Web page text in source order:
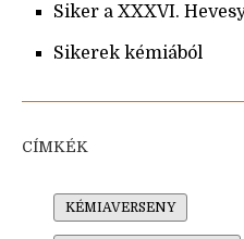
Siker a XXXVI.
Sikerek kémiából
CÍMKÉK
KÉMIAVERSENY